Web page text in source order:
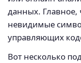
данных. Главное,
невидимые
управляющих
Вот несколько